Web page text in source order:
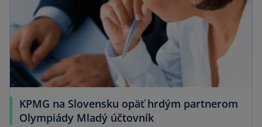
KPMG na Slovensku opäť hrdým partnerom
Olympiády Mladý účtovník